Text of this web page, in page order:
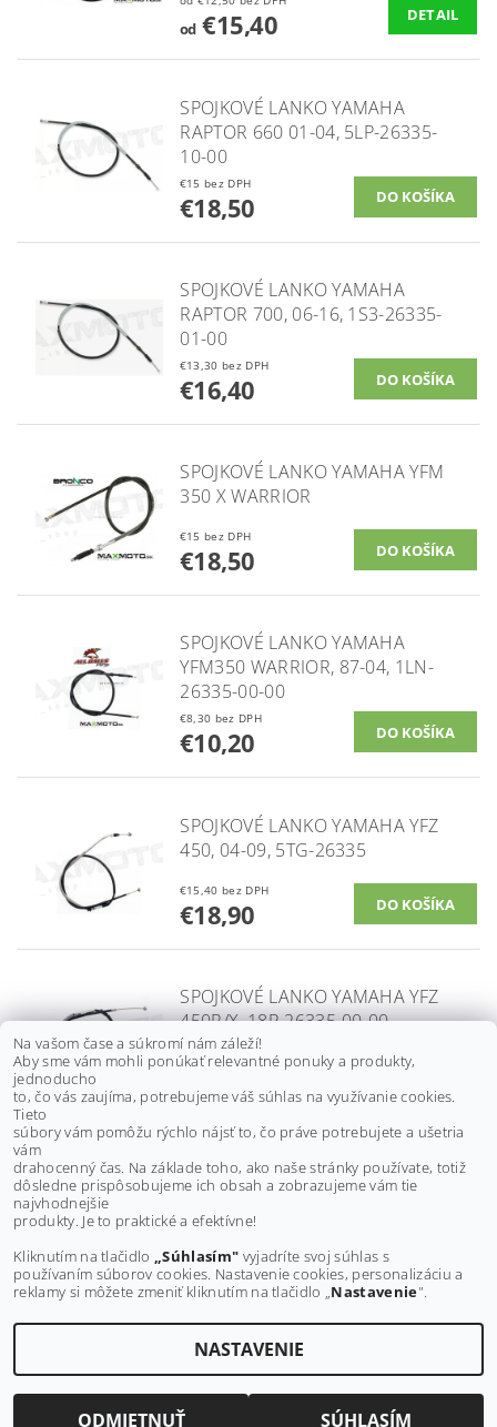
od€15,40 DETAIL
SPOJKOVÉ LANKO YAMAHA
RAPTOR 660 01-04, 5LP-26335-
10-00
€15 bez DPH
€18,50
SPOJKOVÉ LANKO YAMAHA
RAPTOR 700, 06-16, 1S3-26335-
01-00
€13,30 bez DPH
€16,40
SPOJKOVÉ LANKO YAMAHA YFM
350 X WARRIOR
€15 bez DPH
€18,50
SPOJKOVÉ LANKO YAMAHA
YFM350 WARRIOR, 87-04, 1LN-
26335-00-00
€8,30 bez DPH
€10,20
SPOJKOVÉ LANKO YAMAHA YFZ
450, 04-09, 5TG-26335
€15,40 bez DPH
€18,90
SPOJKOVÉ LANKO YAMAHA YFZ
450R/X, 18P-26335-00-00
€16,30 bez DPH
€20
SPOJKOVÉ LANKO YAMAHA
YFZ450, 12-13, 1PD-26335-00-00
€40
2026 ©MAXMOTO.SK, všetky práva vyhradenéUpraviť nastavenie cookies
Na vašom čase a súkromí nám záleží!
Aby sme vám mohli ponúkať relevantné ponuky a produkty,
jednoducho
to, čo vás zaujíma, potrebujeme váš súhlas na využívanie cookies.
Tieto
súbory vám pomôžu rýchlo nájsť to, čo práve potrebujete a ušetria
vám
drahocenný čas. Na základe toho, ako naše stránky používate, totiž
dôsledne prispôsobujeme ich obsah a zobrazujeme vám tie
najvhodnejšie
produkty. Je to praktické a efektívne!
Kliknutím na tlačidlo „Súhlasím" vyjadríte svoj súhlas s
používaním súborov cookies. Nastavenie cookies, personalizáciu a
reklamy si môžete zmeniť kliknutím na tlačidlo „Nastavenie".
NASTAVENIE
ODMIETNUŤ SÚHLASÍM